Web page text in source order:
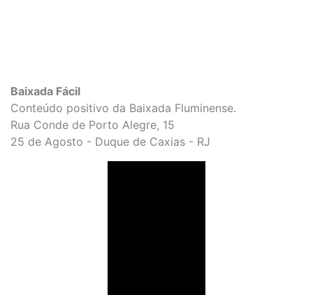
Baixada Fácil
Conteúdo positivo da Baixada Fluminense.
Rua Conde de Porto Alegre, 15
25 de Agosto - Duque de Caxias - RJ